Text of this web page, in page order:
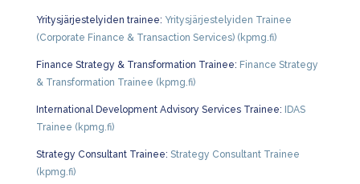
Yritysjärjestelyiden trainee: Yritysjärjestelyiden Trainee
(Corporate Finance & Transaction Services) (kpmg.fi)
Finance Strategy & Transformation Trainee: Finance Strategy
& Transformation Trainee (kpmg.fi)
International Development Advisory Services Trainee:
IDAS
Trainee (kpmg.fi)
Strategy Consultant Trainee: Strategy Consultant Trainee
(kpmg.fi)